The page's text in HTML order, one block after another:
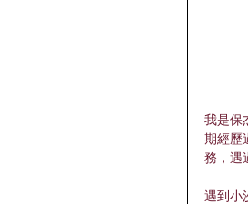
我是保
期經歷
務，遇
遇到小